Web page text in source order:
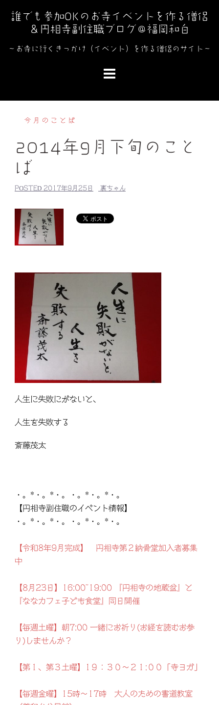
キ
誰でも参加OKのお寺イベントを作る僧侶
＆円相寺副住職ブログ＠福岡和白
～お寺に行くきっかけ（イベント）を作る僧侶のサイト～
今月のことば
2014年9月下旬のこと
ば
POSTED 2017年9月25日 裏ちゃん
人生に失敗にがないと、
人生を失敗する
斎藤茂太
・。*・。*・。・。*・。*・。
【円相寺副住職のイベント情報】
・。*・。*・。・。*・。*・。
【令和8年9月完成】 円相寺第２納骨堂加入者募集
中
【8月23日】16:00~19:00 『円相寺の地蔵盆』と
『ななカフェ子ども食堂』同日開催
【毎週土曜】朝7:00 一緒にお祈り(お経を読むお参
り)しませんか？
【第１、第３土曜】1９：３０～２１:００「寺ヨガ」
【毎週金曜】15時～17時 大人のための書道教室